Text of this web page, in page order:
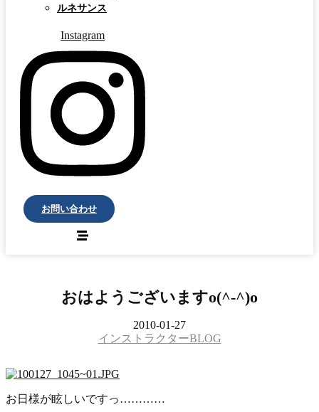
ルネサンス
Instagram
お問い合わせ
おはようございますo(^-^)o
2010-01-27
インストラクターBLOG
お日様が眩しいですっ…………